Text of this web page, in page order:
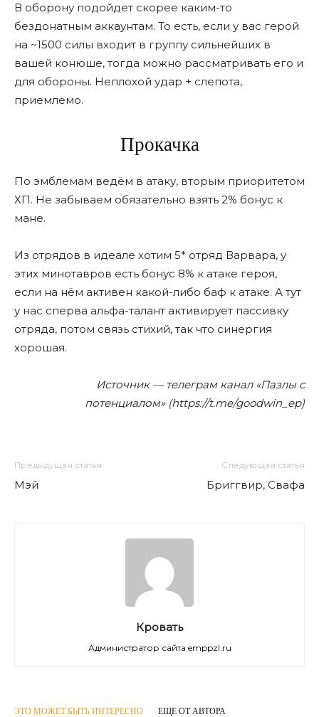
В оборону подойдет скорее каким-то
бездонатным аккаунтам. То есть, если у вас герой
на ~1500 силы входит в группу сильнейших в
вашей конюше, тогда можно рассматривать его и
для обороны. Неплохой удар + слепота,
приемлемо.
Прокачка
По эмблемам ведëм в атаку, вторым приоритетом
ХП. Не забываем обязательно взять 2% бонус к
мане.
Из отрядов в идеале хотим 5* отряд Варвара, у
этих минотавров есть бонус 8% к атаке героя,
если на нëм активен какой-либо баф к атаке. А тут
у нас сперва альфа-талант активирует пассивку
отряда, потом связь стихий, так что синергия
хорошая.
Источник — телеграм канал «Пазлы с
потенциалом» (https://t.me/goodwin_ep)
Предыдущая статья
Мэй
Следующая статья
Бриггвир, Свафа
Кровать
Администратор сайта emppzl.ru
ЭТО МОЖЕТ БЫТЬ ИНТЕРЕСНО ЕЩЕ ОТ АВТОРА